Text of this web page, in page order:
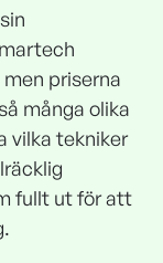
priserna
många olika
vilka tekniker
fullt ut för att